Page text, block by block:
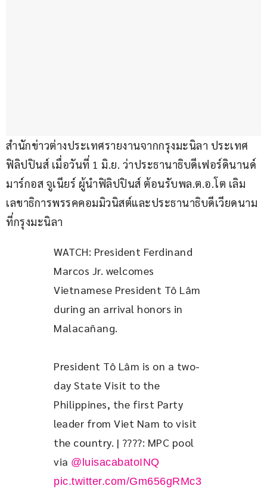
สำนักข่าวต่างประเทศรายงานจากกรุงมะนิลา ประเทศ
ฟิลิปปินส์ เมื่อวันที่ 1 มิ.ย. ว่าประธานาธิบดีเฟอร์ดินานด์
มาร์กอส จูเนียร์ ผู้นำฟิลิปปินส์ ต้อนรับพล.ต.อ.โต เลิม
เลขาธิการพรรคคอมมิวนิสต์และประธานาธิบดีเวียดนาม
ที่กรุงมะนิลา
WATCH: President Ferdinand
Marcos Jr. welcomes
Vietnamese President Tô Lâm
during an arrival honors in
Malacañang.
President Tô Lâm is on a two-
day State Visit to the
Philippines, the first Party
leader from Viet Nam to visit
the country. | ????: MPC pool
via @luisacabatoINQ
pic.twitter.com/Gm656gRMc3